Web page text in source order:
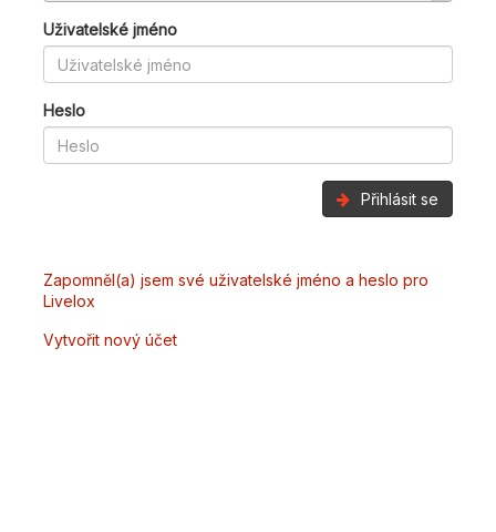
Uživatelské jméno
Heslo
Přihlásit se
Zapomněl(a) jsem své uživatelské jméno a heslo pro
Livelox
Vytvořit nový účet